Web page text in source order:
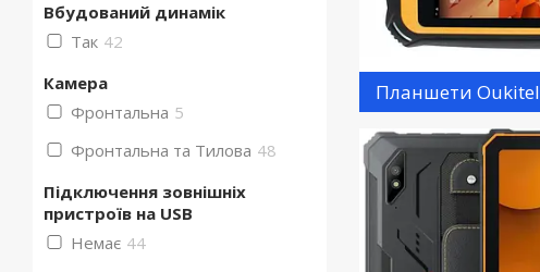
Планшети Oukitel
Вбудований динамік
Так 42
Камера
Фронтальна 5
Фронтальна та Тилова 48
Підключення зовнішніх
пристроїв на USB
Немає 44